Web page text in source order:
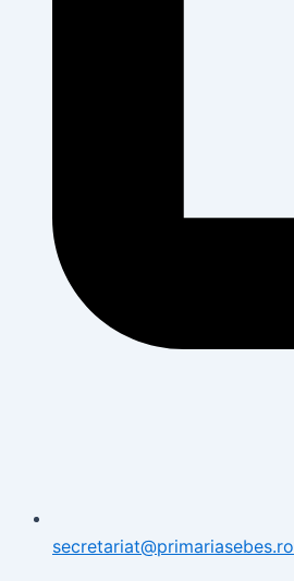
secretariat@primariasebes.ro